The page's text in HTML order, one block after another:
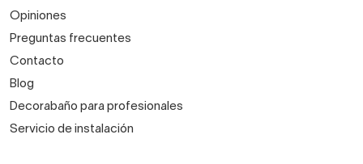
Opiniones
Preguntas frecuentes
Contacto
Blog
Decorabaño para profesionales
Servicio de instalación